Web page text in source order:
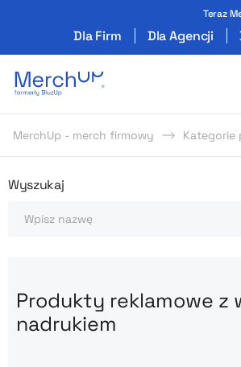
Teraz
Dla Firm Dla Agencji
Odzież reklamowa z
MerchUp - merch firmowy
Odzież
Wyszukaj
Produkty reklamowe z
nadrukiem